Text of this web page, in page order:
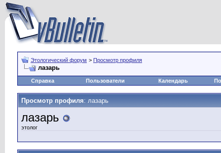
Этологический форум > Просмотр профиля
лазарь
Справка Пользователи Календарь
Просмотр профиля: лазарь
лазарь
этолог